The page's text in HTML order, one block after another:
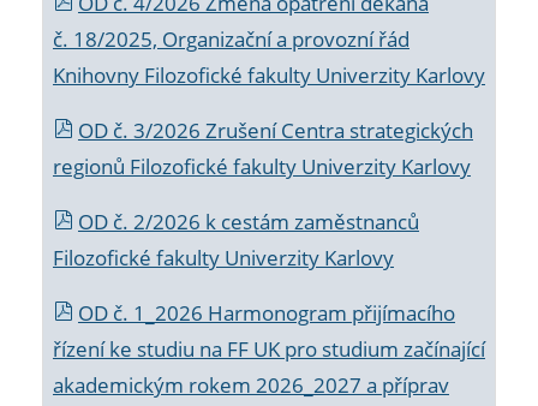
č. 18/2025, Organizační a provozní řád
Knihovny Filozofické fakulty Univerzity Karlovy
OD č. 3/2026 Zrušení Centra strategických
regionů Filozofické fakulty Univerzity Karlovy
OD č. 2/2026 k cestám zaměstnanců
Filozofické fakulty Univerzity Karlovy
OD č. 1_2026 Harmonogram přijímacího
řízení ke studiu na FF UK pro studium začínající
akademickým rokem 2026_2027 a příprav